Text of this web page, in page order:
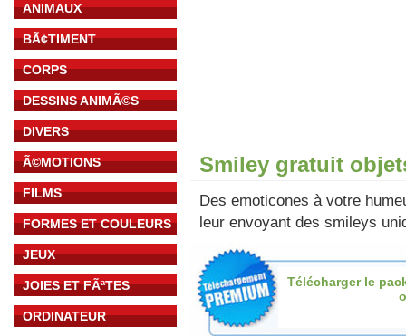
ANIMAUX
BÃ¢TIMENT
CORPS
DESSINS ANIMÃ©S
DIVERS
Ã©MOTIONS
FILMS
FORMES ET COULEURS
JEUX
JOIES ET FÃªTES
ORDINATEUR
Smiley gratuit
Des emoticones à votre
leur envoyant des smileys
Télécharger le